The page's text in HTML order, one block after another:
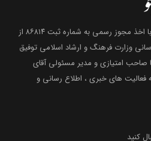
با اخذ مجوز رسمی به شماره ثبت ۸۶۸۱۴ از
وزارت فرهنگ و ارشاد اسلامی توفیق
از ۲۰ مرداد ماه سال ۱۳۹۹ با صاحب امتیازی و مدیر مسئولی آقای
های خبری ، اطلاع رسانی و
کنید